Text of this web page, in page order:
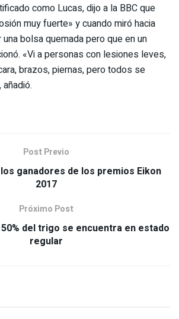
como Lucas, dijo a la BBC que
muy fuerte» y cuando miró hacia
bolsa quemada pero que en un
«Vi a personas con lesiones leves,
brazos, piernas, pero todos se
Post Previo
ganadores de los premios Eikon
2017
Próximo Post
del trigo se encuentra en estado
regular